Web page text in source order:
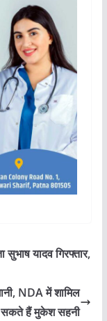
सुभाष यादव गिरफ्तार,
NDA में शामिल
सकते हैं मुकेश सहनी